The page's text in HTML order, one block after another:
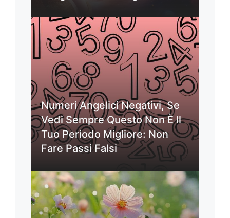
Numeri Angelici Negativi, Se
Vedi Sempre Questo Non È Il
Tuo Periodo Migliore: Non
Fare Passi Falsi